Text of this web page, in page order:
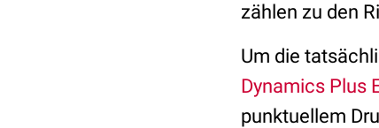
zählen zu den
Um die
Dynamics Plus
punktuellem